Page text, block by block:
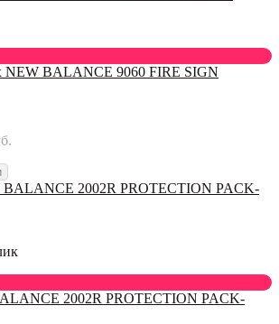
NEW BALANCE 9060 FIRE SIGN
2002R PROTECTION PACK-